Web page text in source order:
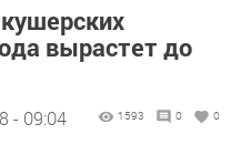
вырастет до
- 09:04 1593 0 0